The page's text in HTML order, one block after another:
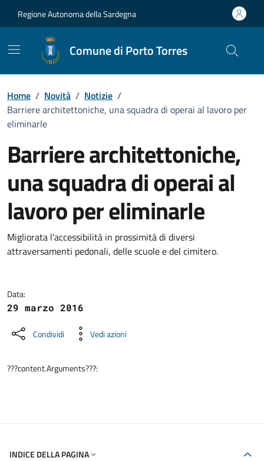
Regione Autonoma della Sardegna
Comune di Porto Torres
Home / Novità / Notizie /
Barriere architettoniche, una squadra di operai al lavoro per
eliminarle
Barriere architettoniche,
una squadra di operai al
lavoro per eliminarle
Dettagli della notizia
Migliorata l'accessibilità in prossimità di diversi
attraversamenti pedonali, delle scuole e del cimitero.
Data:
29 marzo 2016
Condividi Vedi azioni
???content.Arguments???:
INDICE DELLA PAGINA